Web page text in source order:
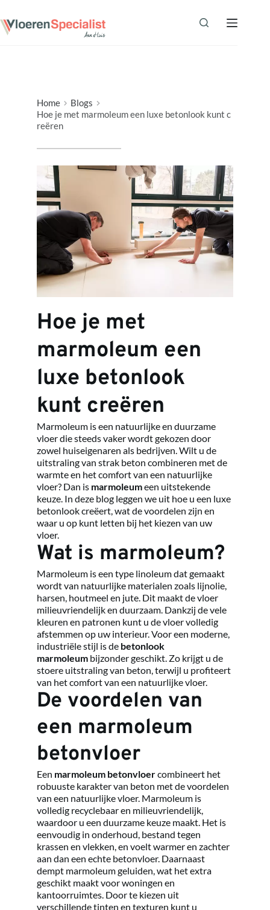
de
inhoud
Home
Blogs
Hoe je met marmoleum een luxe betonlook kunt c
reëren
Hoe je met
marmoleum een
luxe betonlook
kunt creëren
Marmoleum is een natuurlijke en duurzame
vloer die steeds vaker wordt gekozen door
zowel huiseigenaren als bedrijven. Wilt u de
uitstraling van strak beton combineren met de
warmte en het comfort van een natuurlijke
vloer? Dan is marmoleum een uitstekende
keuze. In deze blog leggen we uit hoe u een luxe
betonlook creëert, wat de voordelen zijn en
waar u op kunt letten bij het kiezen van uw
vloer.
Wat is marmoleum?
Marmoleum is een type linoleum dat gemaakt
wordt van natuurlijke materialen zoals lijnolie,
harsen, houtmeel en jute. Dit maakt de vloer
milieuvriendelijk en duurzaam. Dankzij de vele
kleuren en patronen kunt u de vloer volledig
afstemmen op uw interieur. Voor een moderne,
industriële stijl is de betonlook
marmoleum bijzonder geschikt. Zo krijgt u de
stoere uitstraling van beton, terwijl u profiteert
van het comfort van een natuurlijke vloer.
De voordelen van
een marmoleum
betonvloer
Een marmoleum betonvloer combineert het
robuuste karakter van beton met de voordelen
van een natuurlijke vloer. Marmoleum is
volledig recyclebaar en milieuvriendelijk,
waardoor u een duurzame keuze maakt. Het is
eenvoudig in onderhoud, bestand tegen
krassen en vlekken, en voelt warmer en zachter
aan dan een echte betonvloer. Daarnaast
dempt marmoleum geluiden, wat het extra
geschikt maakt voor woningen en
kantoorruimtes. Door te kiezen uit
verschillende tinten en texturen kunt u